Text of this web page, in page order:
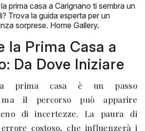
prima casa a Carignano ti sembra un
Trova la guida esperta per un
sorprese. Home Gallery.
la Prima Casa a
Da Dove Iniziare
prima casa è un passo
ma il percorso può apparire
di incertezze. La paura di
costoso, che influenzerà i